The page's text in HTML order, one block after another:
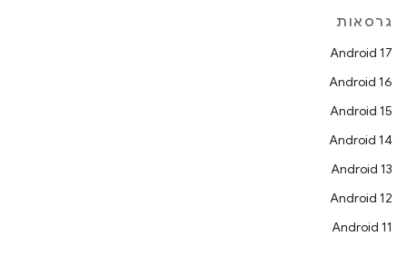
גרסאות
Android 17
Android 16
Android 15
Android 14
Android 13
Android 12
Android 11